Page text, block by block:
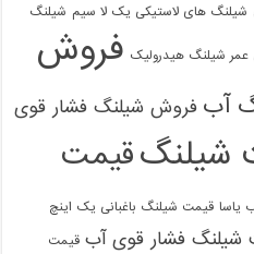
شیلنگ های لاستیکی یک لا سیم شیلنگ
شیلنگ هیدرولیک فروش
آب فروش شیلنگ فشار قوی
شیلنگقیمت
یاسا قیمت شیلنگ باغبانی یک اینچ
شیلنگ فشار قوی آب قیمت